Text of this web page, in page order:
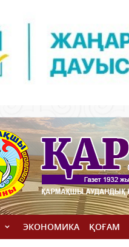
ЭКОНОМИКА ҚОҒАМ